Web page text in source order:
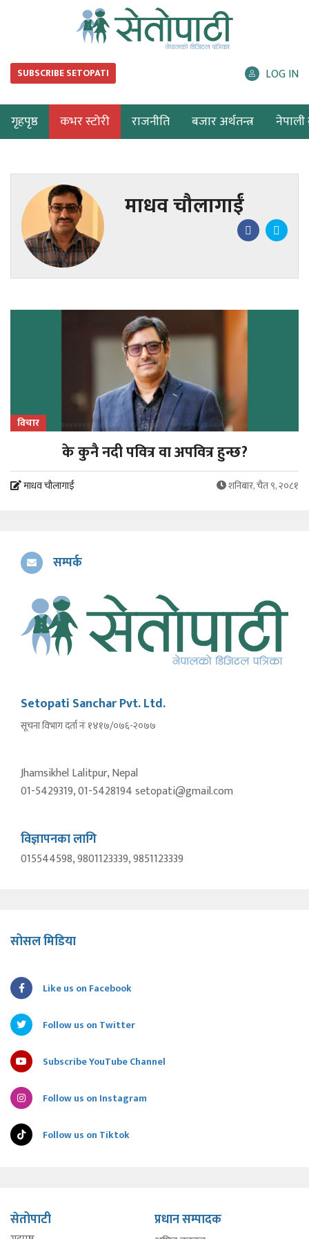
SUBSCRIBE SETOPATI LOG IN
गृहपृष्ठ कभर स्टोरी राजनीति बजार अर्थतन्त्र नेपाली
माधव चौलागाईं
विचार
के कुनै नदी पवित्र वा अपवित्र हुन्छ?
माधव चौलागाईं शनिबार, चैत ९, २०८१
सम्पर्क
Setopati Sanchar Pvt. Ltd.
सूचना विभाग दर्ता नंः १४१७/०७६-२०७७
Jhamsikhel Lalitpur, Nepal
01-5429319, 01-5428194 setopati@gmail.com
विज्ञापनका लागि
015544598, 9801123339, 9851123339
सोसल मिडिया
Like us on Facebook
Follow us on Twitter
Subscribe YouTube Channel
Follow us on Instagram
Follow us on Tiktok
सेतोपाटी प्रधान सम्पादक